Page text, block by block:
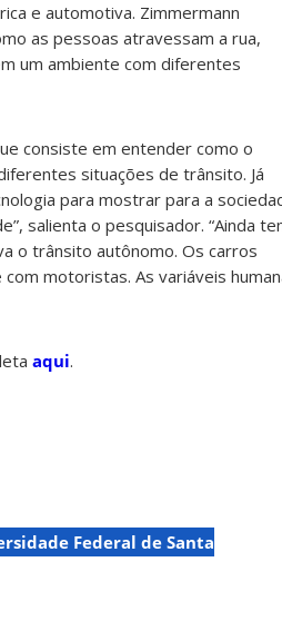
e automotiva. Zimmermann
as pessoas atravessam a rua,
um ambiente com diferentes
consiste em entender como o
situações de trânsito. Já
para mostrar para a
salienta o pesquisador. “Ainda
o trânsito autônomo. Os carros
motoristas. As variáveis
aqui.
Federal de Santa